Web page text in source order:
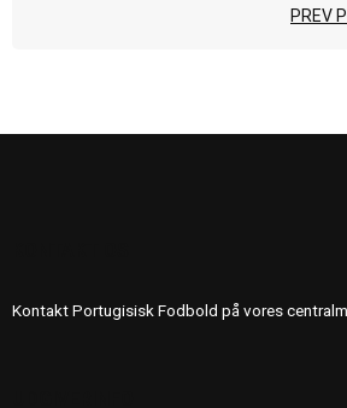
PREV
Kontakt Portugisisk Fodbold på vores